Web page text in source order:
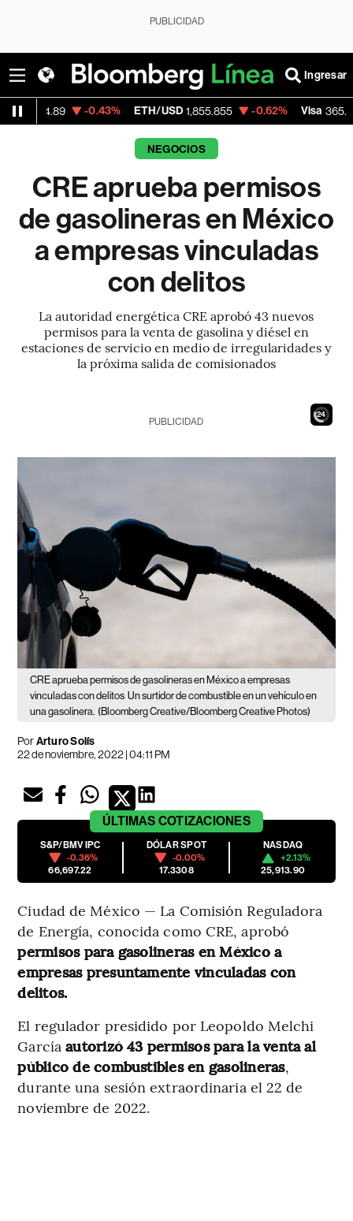
PUBLICIDAD
Ingresar
-0.43% ETH/USD 1,855.855 -0.62% Visa 365.67 -0.13%
NEGOCIOS
CRE aprueba permisos
de gasolineras en México
a empresas vinculadas
con delitos
La autoridad energética CRE aprobó 43 nuevos
permisos para la venta de gasolina y diésel en
estaciones de servicio en medio de irregularidades y
la próxima salida de comisionados
22
PUBLICIDAD
CRE aprueba permisos de gasolineras en México a empresas
vinculadas con delitos Un surtidor de combustible en un vehículo en
una gasolinera. (Bloomberg Creative/Bloomberg Creative Photos)
PorArturo Solís
22 de noviembre, 2022 | 04:11 PM
ÚLTIMAS COTIZACIONES
S&P/BMV IPC
-0.36%
66,697.22
DÓLAR SPOT
-0.00%
17.3308
NASDAQ
+2.13%
25,913.90
Ciudad de México — La Comisión Reguladora
de Energía, conocida como CRE, aprobó
permisos para gasolineras en México a
empresas presuntamente vinculadas con
delitos.
El regulador presidido por Leopoldo Melchi
Garcíaautorizó 43 permisos para la venta al
público de combustibles en gasolineras,
durante una sesión extraordinaria el 22 de
noviembre de 2022.